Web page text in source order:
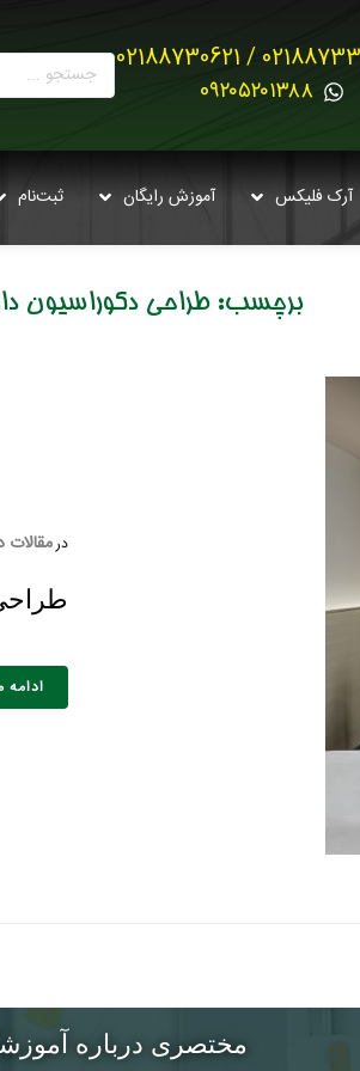
02188733880 /
0۹۲۰۵۲۰۱۳۸۸
آرک فلیکس آموزش رایگان ثبت‌نام
برچسب:طراحی دکوراسیون
درمقالات
مختصری درباره
: